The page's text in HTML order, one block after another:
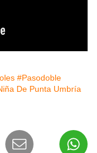
#Pasodoble
De Punta Umbría